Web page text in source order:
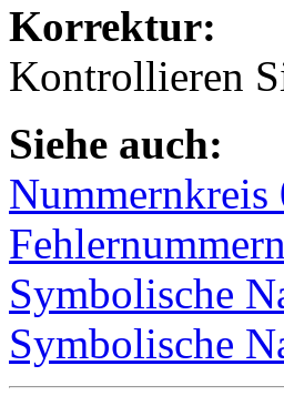
Korrektur:
Kontrollieren
Siehe auch:
Nummernkreis
Symbolische
Symbolische